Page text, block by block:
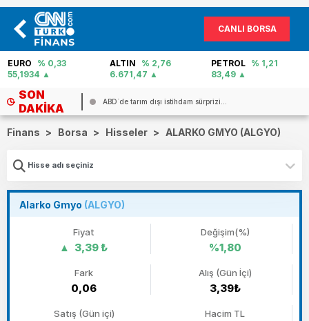
CANLI BORSA
EURO
% 0,33
55,1934
ALTIN
% 2,76
6.671,47
PETROL % 1,21
83,49
SON
DAKIKA
ABD`de tarım dışı istihdam sürprizi...
Finans > Borsa > Hisseler > ALARKO GMYO (ALGYO)
Alarko Gmyo (ALGYO)
Fiyat
3,39 ₺
Değişim(%)
%1,80
Fark
0,06
Alış (Gün İçi)
3,39₺
Satış (Gün içi) Hacim TL